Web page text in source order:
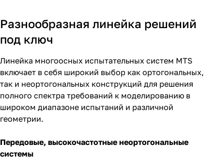
Разнообразная линейка решений
под ключ
Линейка многоосных испытательных систем MTS
включает в себя широкий выбор как ортогональных,
так и неортогональных конструкций для решения
полного спектра требований к моделированию в
широком диапазоне испытаний и различной
геометрии.
Передовые, высокочастотные неортогональные
системы